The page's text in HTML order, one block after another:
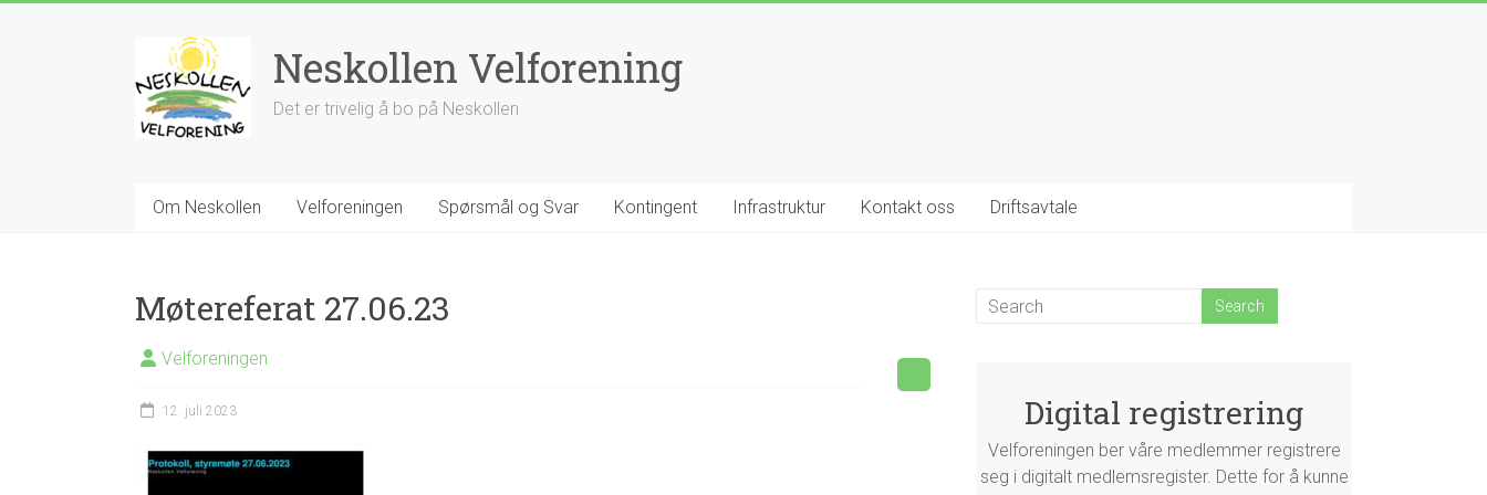
Neskollen Velforening
Det er trivelig å bo på Neskollen
Om Neskollen Velforeningen Spørsmål og Svar Kontingent Infrastruktur Kontakt oss Driftsavtale
Møtereferat 27.06.23
Velforeningen
12. juli 2023 Digital registrering
Velforeningen ber våre medlemmer registrere
seg i digitalt medlemsregister. Dette for å kunne